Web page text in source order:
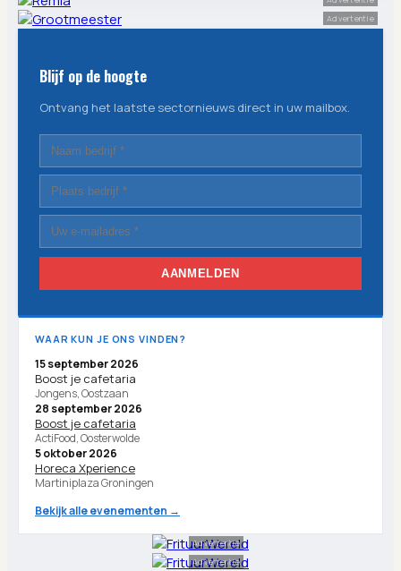
Advertentie
Blijf op de hoogte
Ontvang het laatste sectornieuws direct in uw mailbox.
AANMELDEN
WAAR KUN JE ONS VINDEN?
15 september 2026
Boost je cafetaria
Jongens, Oostzaan
28 september 2026
Boost je cafetaria
ActiFood, Oosterwolde
5 oktober 2026
Horeca Xperience
Martiniplaza Groningen
Bekijk alle evenementen →
Advertentie
Advertentie